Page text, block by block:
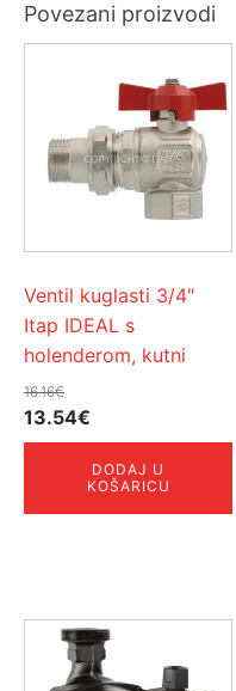
Povezani proizvodi
Ventil kuglasti 3/4"
Itap IDEAL s
holenderom, kutni
16.16€
Izvorna
cijena
13.54€
cijena
je:
DODAJ U
KOŠARICU